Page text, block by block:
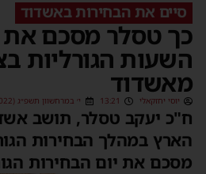
סיים את הבחירות באשדוד
כך טסלר מסכם את
השעות הגורליות
מאשדוד
יוסי יחזקאלי 13:21 י׳ במרחשוון תשפ״ג (04/11/2022)
ח"כ יעקב טסלר, תושב
הארץ במהלך הבחירות
מסכם את יום הבחירות